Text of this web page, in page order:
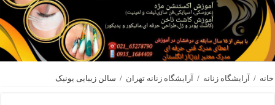
خانه / آرایشگاه زنانه / آرایشگاه زنانه تهران / سالن زیبایی یونیک